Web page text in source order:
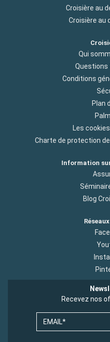
Croisière au
Croisière au
Qui
Conditions
Plan
Les cookies
Charte de protection
Information
Blog
Recevez nos
EMAIL*